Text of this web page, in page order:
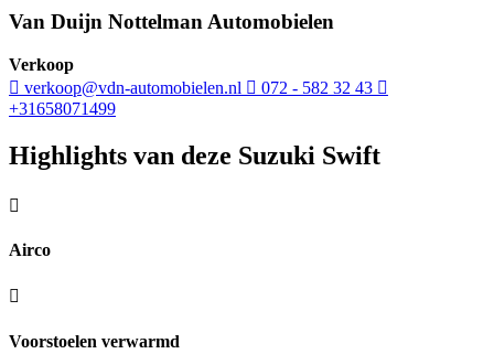
Van Duijn Nottelman Automobielen
Verkoop
verkoop@vdn-automobielen.nl
072 - 582 32 43
+31658071499
Highlights van deze Suzuki Swift
Airco
Voorstoelen verwarmd